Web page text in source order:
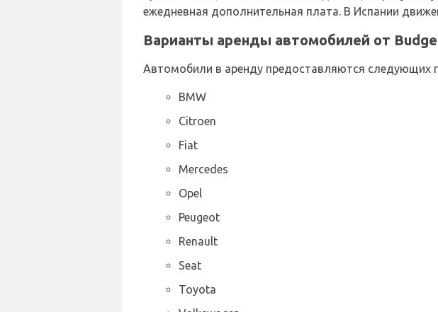
ежедневная дополнительная плата. В Испании
Варианты аренды автомобилей от
Автомобили в аренду предоставляются следующих
BMW
Citroen
Fiat
Mercedes
Opel
Peugeot
Renault
Seat
Toyota